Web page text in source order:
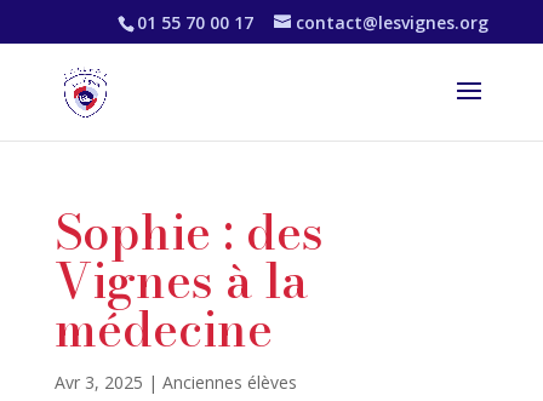
01 55 70 00 17 contact@lesvignes.org
Sophie : des
Vignes à la
médecine
Avr 3, 2025 | Anciennes élèves